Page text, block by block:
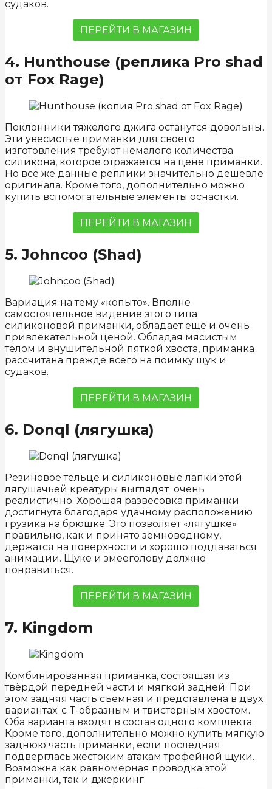
судаков.
ПЕРЕЙТИ В МАГАЗИН
4. Hunthouse (реплика Pro shad
от Fox Rage)
Поклонники тяжелого джига останутся довольны.
Эти увесистые приманки для своего
изготовления требуют немалого количества
силикона, которое отражается на цене приманки.
Но всё же данные реплики значительно дешевле
оригинала. Кроме того, дополнительно можно
купить вспомогательные элементы оснастки.
ПЕРЕЙТИ В МАГАЗИН
5. Johncoo (Shad)
Вариация на тему «копыто». Вполне
самостоятельное видение этого типа
силиконовой приманки, обладает ещё и очень
привлекательной ценой. Обладая мясистым
телом и внушительной пяткой хвоста, приманка
рассчитана прежде всего на поимку щук и
судаков.
ПЕРЕЙТИ В МАГАЗИН
6. Donql (лягушка)
Резиновое тельце и силиконовые лапки этой
лягушачьей креатуры выглядят очень
реалистично. Хорошая развесовка приманки
достигнута благодаря удачному расположению
грузика на брюшке. Это позволяет «лягушке»
правильно, как и принято земноводному,
держатся на поверхности и хорошо поддаваться
анимации. Щуке и змееголову должно
понравиться.
ПЕРЕЙТИ В МАГАЗИН
7. Kingdom
Комбинированная приманка, состоящая из
твёрдой передней части и мягкой задней. При
этом задняя часть съёмная и представлена в двух
вариантах: с T-образным и твистерным хвостом.
Оба варианта входят в состав одного комплекта.
Кроме того, дополнительно можно купить мягкую
заднюю часть приманки, если последняя
подверглась жестоким атакам трофейной щуки.
Возможна как равномерная проводка этой
приманки, так и джеркинг.